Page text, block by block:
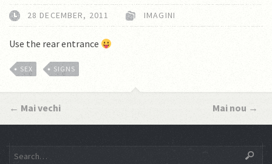
28 DECEMBER, 2011 IMAGINI
Use the rear entrance
SEX SIGNS
← Mai vechi Mai nou →